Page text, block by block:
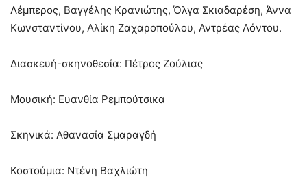
Λέμπερος, Βαγγέλης Κρανιώτης, Όλγα Σκιαδαρέση, Άννα
Κωνσταντίνου, Αλίκη Ζαχαροπούλου, Αντρέας Λόντου.
Διασκευή-σκηνοθεσία: Πέτρος Ζούλιας
Μουσική: Ευανθία Ρεμπούτσικα
Σκηνικά: Αθανασία Σμαραγδή
Κοστούμια: Ντένη Βαχλιώτη